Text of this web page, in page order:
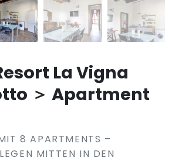
La Vigna
＞ Apartment
8 APARTMENTS –
MITTEN IN DEN